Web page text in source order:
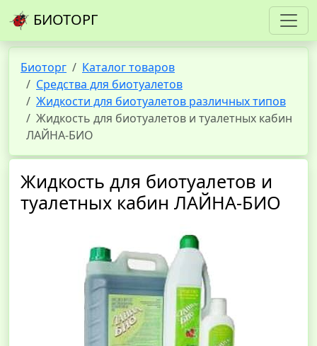
БИОТОРГ
Биоторг
Каталог товаров
Средства для биотуалетов
Жидкости для биотуалетов различных типов
Жидкость для биотуалетов и туалетных кабин
ЛАЙНА-БИО
Жидкость для биотуалетов и
туалетных кабин ЛАЙНА-БИО